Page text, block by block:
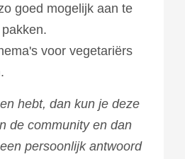
goed mogelijk aan te
pakken.
voor vegetariërs
hebt, dan kun je deze
de community en dan
persoonlijk antwoord